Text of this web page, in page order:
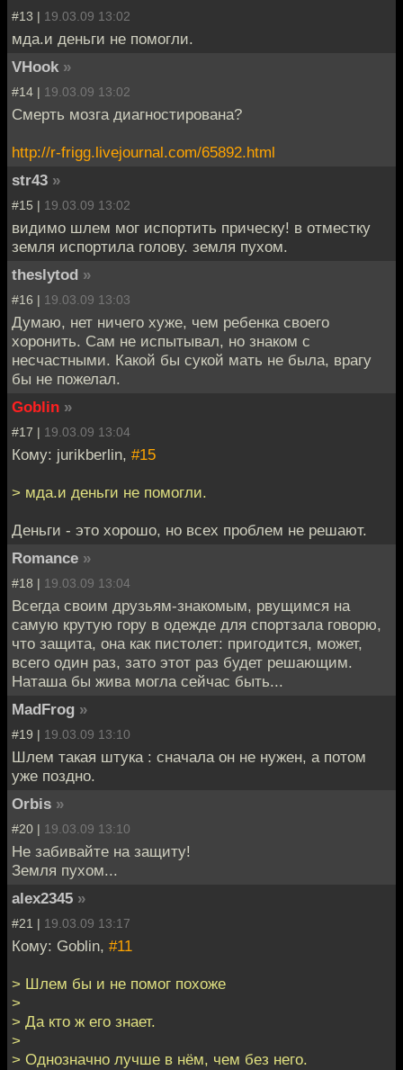
#13 | 19.03.09 13:02
мда.и деньги не помогли.
VHook »
#14 | 19.03.09 13:02
Смерть мозга диагностирована?
http://r-frigg.livejournal.com/65892.html
str43 »
#15 | 19.03.09 13:02
видимо шлем мог испортить прическу! в отместку
земля испортила голову. земля пухом.
theslytod »
#16 | 19.03.09 13:03
Думаю, нет ничего хуже, чем ребенка своего
хоронить. Сам не испытывал, но знаком с
несчастными. Какой бы сукой мать не была, врагу
бы не пожелал.
Goblin »
#17 | 19.03.09 13:04
Кому: jurikberlin, #15
> мда.и деньги не помогли.
Деньги - это хорошо, но всех проблем не решают.
Romance »
#18 | 19.03.09 13:04
Всегда своим друзьям-знакомым, рвущимся на
самую крутую гору в одежде для спортзала говорю,
что защита, она как пистолет: пригодится, может,
всего один раз, зато этот раз будет решающим.
Наташа бы жива могла сейчас быть...
MadFrog »
#19 | 19.03.09 13:10
Шлем такая штука : сначала он не нужен, а потом
уже поздно.
Orbis »
#20 | 19.03.09 13:10
Не забивайте на защиту!
Земля пухом...
alex2345 »
#21 | 19.03.09 13:17
Кому: Goblin, #11
> Шлем бы и не помог похоже
>
> Да кто ж его знает.
>
> Однозначно лучше в нём, чем без него.